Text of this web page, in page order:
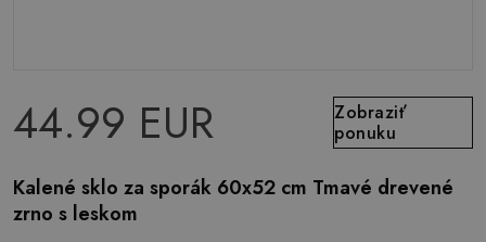
44.99 EUR
Zobraziť
ponuku
Kalené sklo za sporák 60x52 cm Tmavé drevené
zrno s leskom